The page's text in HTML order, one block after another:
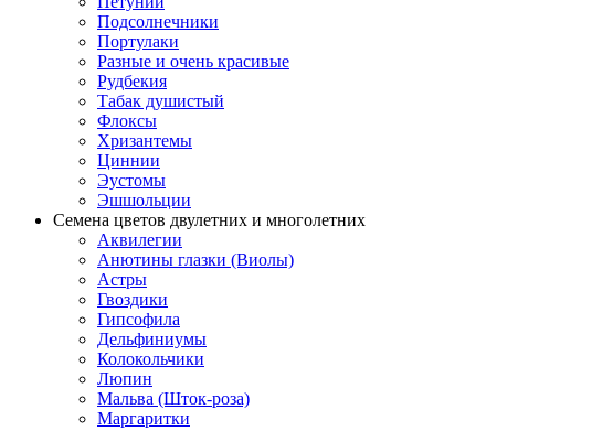
Подсолнечники
Портулаки
Разные и очень красивые
Рудбекия
Табак душистый
Флоксы
Хризантемы
Циннии
Эустомы
Эшшольции
Семена цветов двулетних и многолетних
Аквилегии
Анютины глазки (Виолы)
Астры
Гвоздики
Гипсофила
Дельфиниумы
Колокольчики
Люпин
Мальва (Шток-роза)
Маргаритки